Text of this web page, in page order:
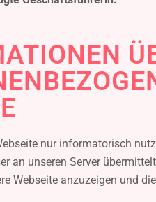
nur informatorisch
an unseren Server
Webseite anzuzeigen und